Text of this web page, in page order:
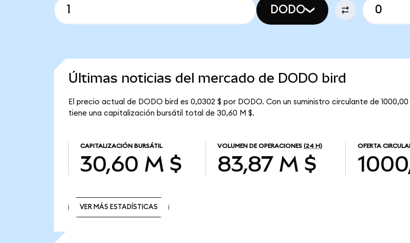
DODO
Últimas noticias del mercado de DODO bird
El precio actual de DODO bird es 0,0302 $ por DODO. Con un suministro circulante de
tiene una capitalización bursátil total de 30,60 M $.
CAPITALIZACIÓN BURSÁTIL
30,60 M $
VOLUMEN DE OPERACIONES (24 H)
83,87 M $
OFERTA
VER MÁS ESTADÍSTICAS